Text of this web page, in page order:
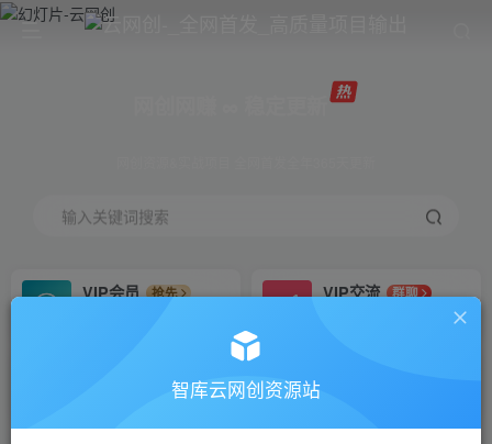
输入关键词搜索
VIP会员
抢先
VIP交流
群聊
研究探讨更多创业项目路子。
会员专属推广链接智库云网创资源站